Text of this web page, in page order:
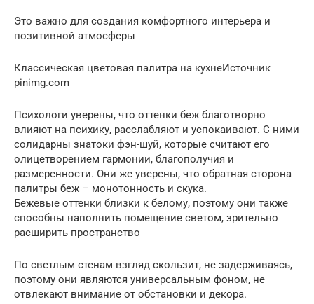
Это важно для создания комфортного интерьера и
позитивной атмосферы
Классическая цветовая палитра на кухнеИсточник
pinimg.com
Психологи уверены, что оттенки беж благотворно
влияют на психику, расслабляют и успокаивают. С ними
солидарны знатоки фэн-шуй, которые считают его
олицетворением гармонии, благополучия и
размеренности. Они же уверены, что обратная сторона
палитры беж – монотонность и скука.
Бежевые оттенки близки к белому, поэтому они также
способны наполнить помещение светом, зрительно
расширить пространство
По светлым стенам взгляд скользит, не задерживаясь,
поэтому они являются универсальным фоном, не
отвлекают внимание от обстановки и декора.